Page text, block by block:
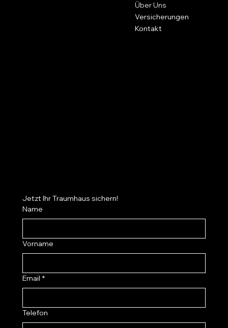
Über Uns
Versicherungen
Kontakt
Jetzt Ihr Traumhaus sichern!
Name
Vorname
Email *
Telefon